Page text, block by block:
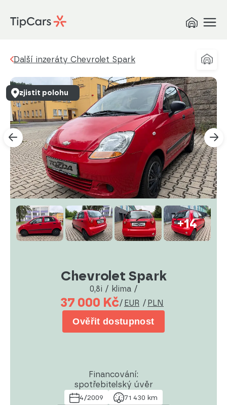
Další inzeráty Chevrolet Spark
+14
Chevrolet Spark
0,8i / klima /
37 000 Kč/ EUR / PLN
Ověřit dostupnost
Financování:
spotřebitelský úvěr
4/2009 71 430 km
zjistit polohu